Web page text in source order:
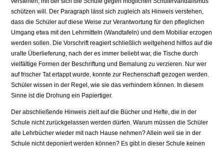
schützen will. Der Paragraph lässt sich zugleich als Hinweis verstehen,
dass die Schüler auf diese Weise zur Verantwortung für den pfleglichen
Umgang etwa mit den Lehrmitteln (Wandtafeln) und dem Mobiliar erzogen
werden sollen. Die Vorschrift reagiert schließlich weitgehend hilflos auf die
uralte Überlieferung, nach der es immer beliebt war, die Tische durch
vielfältige Formen der Beschriftung und Bemalung zu verzieren. Nur wer
auf frischer Tat ertappt wurde, konnte zur Rechen­schaft gezogen werden.
Schüler wissen in der Regel, wie sie das verhindern können. In diesem
Sinne ist die Drohung ein Papiertiger.
Der abschließende Hinweis zielt auf die Bücher und Hefte, die in der
Schule nicht zurückgelassen werden dürfen. Warum müssen die Schüler
alle Lehrbücher wieder mit nach Hause nehmen? Allein weil sie in der
Schule nicht deponiert werden kön­nen? Es gibt in dieser Schule keinen